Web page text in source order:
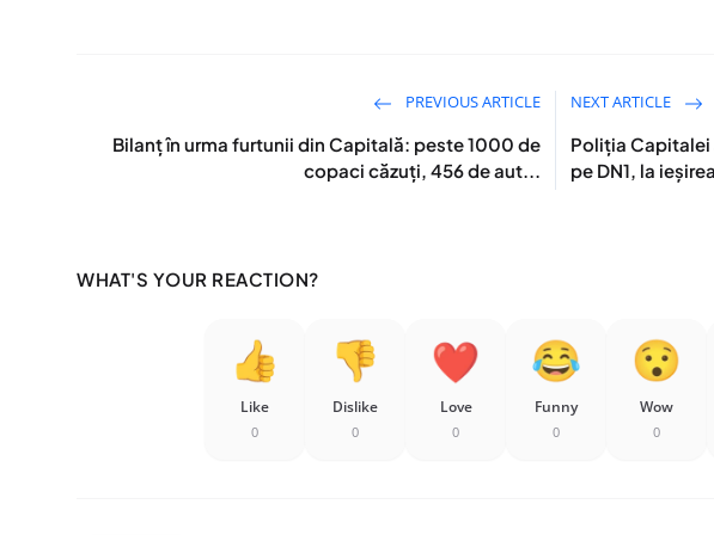
PREVIOUS ARTICLE
Bilanț în urma furtunii din Capitală: peste 1000 de
copaci căzuți, 456 de aut...
NEXT ARTICLE
Poliția
pe DN1, la
WHAT'S YOUR REACTION?
Like
0
Dislike
0
Love
0
Funny
0
Wow
0